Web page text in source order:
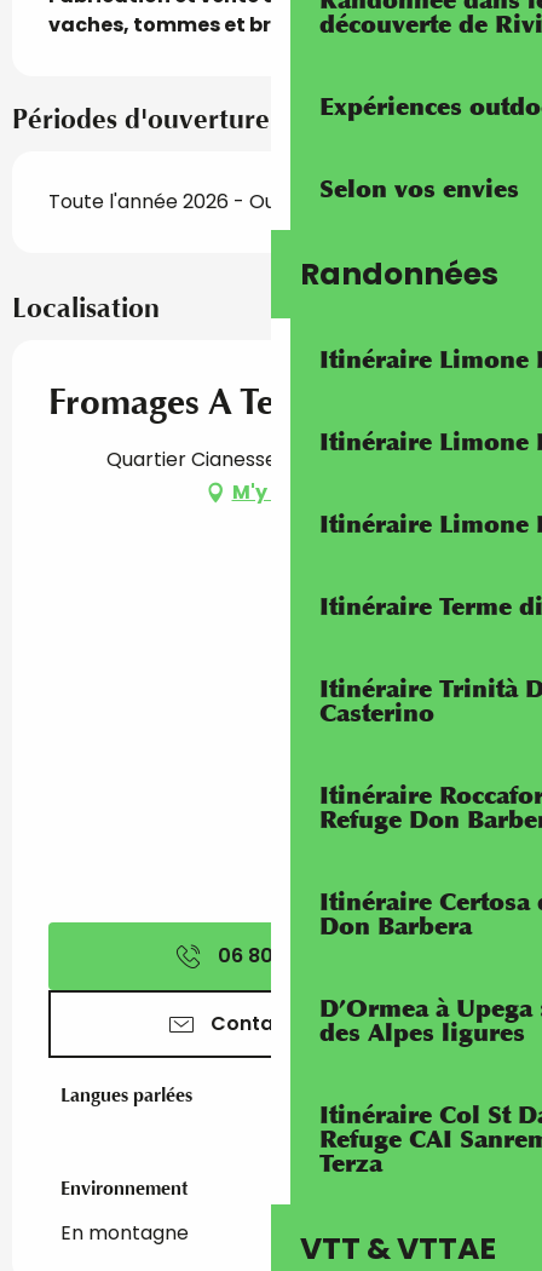
découverte de
Expériences
Selon vos envies
Randonnées
Itinéraire Limone
Itinéraire Limone
Itinéraire Limone
Itinéraire Terme
Itinéraire Trinità
Casterino
Itinéraire
Refuge Don
Itinéraire Certosa
Don Barbera
D’Ormea à
des Alpes ligures
Itinéraire Col St
Refuge CAI
Terza
VTT & VTTAE
vaches, tommes et brousses.
Périodes d'ouverture
Toute l'année 2026 - Ouvert tous les jours
Localisation
Fromages A Tera Brigasca
Quartier Cianesse, 06430 La Brigue
M'y rendre
06 80 36 26
Contactez-nous
Langues parlées
Langues parlées
Environnement
Environnement
En montagne